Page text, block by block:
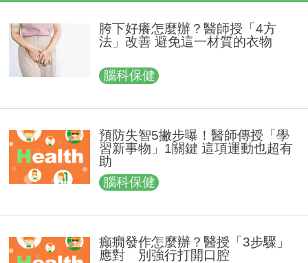
胯下好癢怎麼辦？醫師授「4方
法」改善 避免這一材質的衣物
腦科保健
預防失智5撇步曝！醫師傳授「學
習新事物」1關鍵 這項運動也超有
助
腦科保健
癲癇發作怎麼辦？醫授「3步驟」
應對 別強行打開口腔